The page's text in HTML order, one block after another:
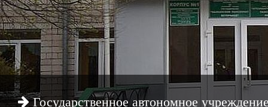
Государственное автономное